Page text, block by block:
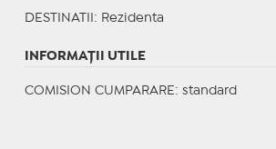
DESTINATII : Rezidenta
INFORMAŢII UTILE
COMISION CUMPARARE: standard